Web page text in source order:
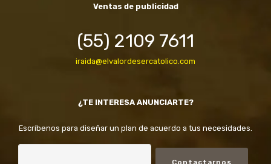
Ventas de publicidad
(55) 2109 7611
iraida@elvalordesercatolico.com
¿TE INTERESA ANUNCIARTE?
Escríbenos para diseñar un plan de acuerdo a tus necesidades.
Contactarnos